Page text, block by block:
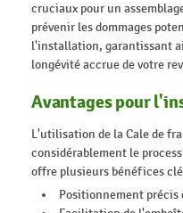
cruciaux pour un
prévenir les dommages
l'installation, garantissant
longévité accrue de votre
Avantages pour
L'utilisation de la Cale de
considérablement le
offre plusieurs bénéfices
Positionnement précis